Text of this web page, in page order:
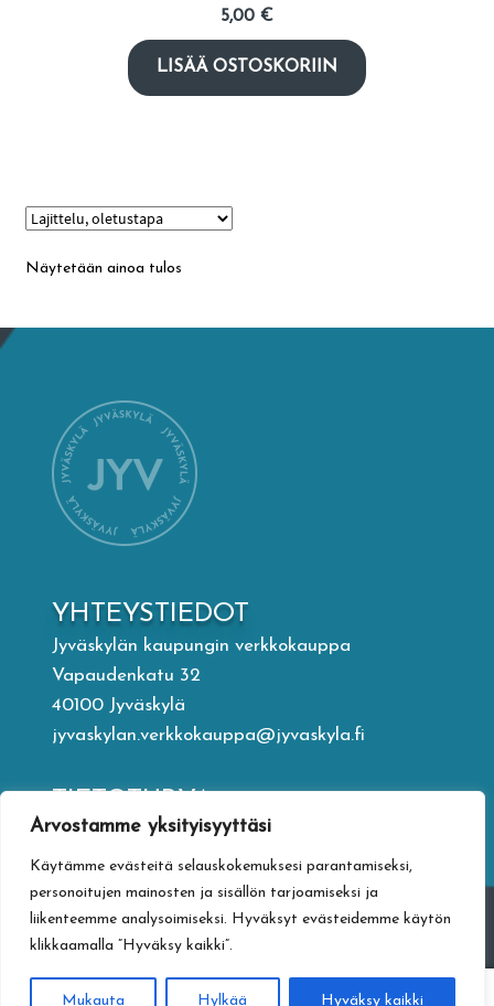
Arvostamme yksityisyyttäsi
Käytämme evästeitä selauskokemuksesi parantamiseksi,
personoitujen mainosten ja sisällön tarjoamiseksi ja
liikenteemme analysoimiseksi. Hyväksyt evästeidemme käytön
klikkaamalla ”Hyväksy kaikki”.
Mukauta Hylkää Hyväksy kaikki
5,00 €
LISÄÄ OSTOSKORIIN
Näytetään ainoa tulos
YHTEYSTIEDOT
Jyväskylän kaupungin verkkokauppa
Vapaudenkatu 32
40100 Jyväskylä
jyvaskylan.verkkokauppa@jyvaskyla.fi
Tietosuojaseloste
Toimitusehdot
Saavutettavuusseloste
Tietoa maksamisesta
0